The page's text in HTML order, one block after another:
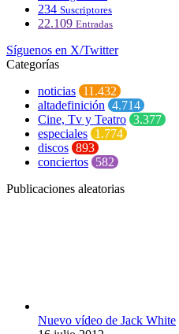
234 Suscriptores
22.109 Entradas
Síguenos en X/Twitter
Categorías
noticias 11.432
altadefinición 4.714
Cine, Tv y Teatro 3.377
especiales 1.774
discos 893
conciertos 582
Publicaciones aleatorias
Nuevo vídeo de Jack White